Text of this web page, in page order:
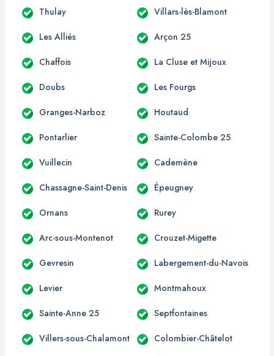
Thulay Villars-lès-Blamont
Les Alliés Arçon 25
Chaffois La Cluse et Mijoux
Doubs Les Fourgs
Granges-Narboz Houtaud
Pontarlier Sainte-Colombe 25
Vuillecin Cademène
Chassagne-Saint-Denis Épeugney
Ornans Rurey
Arc-sous-Montenot Crouzet-Migette
Gevresin Labergement-du-Navois
Levier Montmahoux
Sainte-Anne 25 Septfontaines
Villers-sous-Chalamont Colombier-Châtelot